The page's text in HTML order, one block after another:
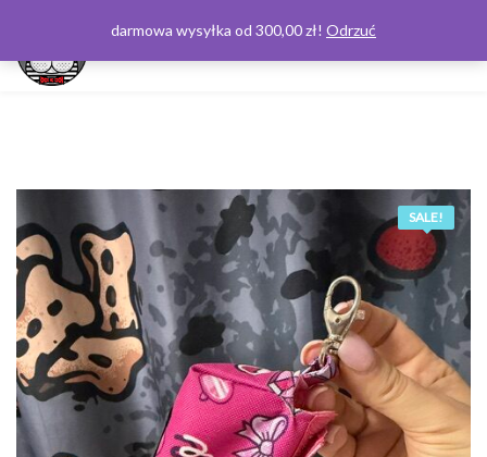
SALE!
darmowa wysyłka od 300,00 zł! Odrzuć